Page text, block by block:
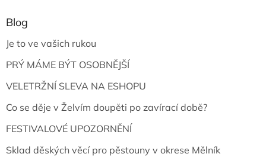
Blog
Je to ve vašich rukou
PRÝ MÁME BÝT OSOBNĚJŠÍ
VELETRŽNÍ SLEVA NA ESHOPU
Co se děje v Želvím doupěti po zavírací době?
FESTIVALOVÉ UPOZORNĚNÍ
Sklad děských věcí pro pěstouny v okrese Mělník